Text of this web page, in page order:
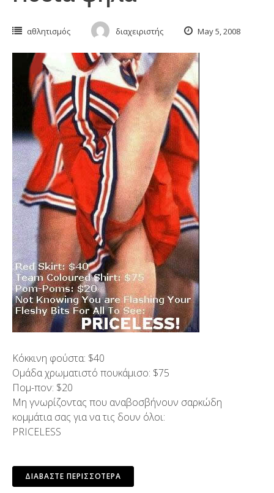
αθλητισμός διαχειριστής May 5, 2008
Κόκκινη φούστα: $40
Ομάδα χρωματιστό πουκάμισο: $75
Πομ-πον: $20
Μη γνωρίζοντας που αναβοσβήνουν σαρκώδη
κομμάτια σας για να τις δουν όλοι:
PRICELESS
ΔΙΑΒΆΣΤΕ ΠΕΡΙΣΣΌΤΕΡΑ